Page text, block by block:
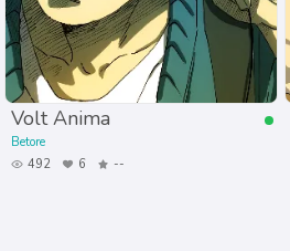
Volt Anima
Betore
492
6 --